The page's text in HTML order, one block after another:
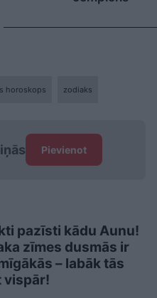
horoskops zodiaks
Pievienot
pazīsti kādu Aunu!
zīmes dusmās ir
– labāk tās
vispār!